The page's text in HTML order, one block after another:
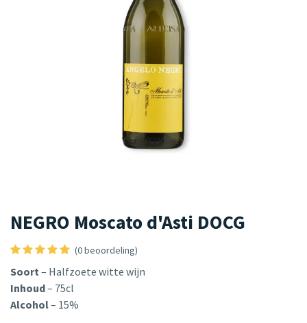
NEGRO Moscato d'Asti DOCG
(0 beoordeling)
Soort– Halfzoete witte wijn
Inhoud– 75cl
Alcohol– 15%